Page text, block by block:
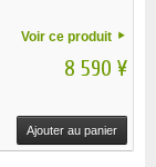
Voir ce produit
8 590 ¥
Ajouter au panier